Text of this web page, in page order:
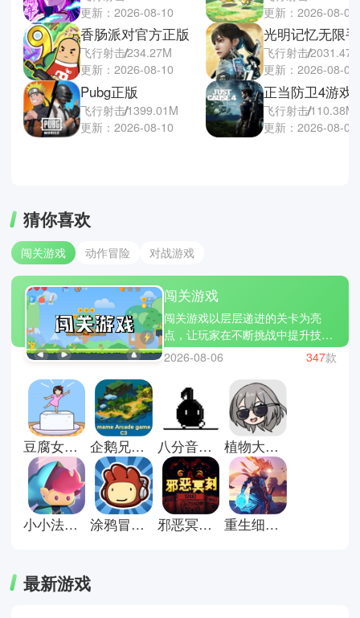
更新：2026-08-10
香肠派对官方正版
飞行射击234.27M
更新：2026-08-10
Pubg正版
飞行射击1399.01M
更新：2026-08-10
更新：2026-08-07
光明记忆无限
飞行射击
更新：2026-08-07
正当防卫4游戏
飞行射击110.38M
更新：2026-08-07
猜你喜欢
闯关游戏 动作冒险 对战游戏
闯关游戏
闯关游戏以层层递进的关卡为亮
点，让玩家在不断挑战中提升技
巧。每一关都有不同的设计与难
度，需要灵活应对。成功通关带来
的成就感，使人愿意不断尝试。操
作简单却富有变化，适合利用碎片
时间体验，是许多人日常放松的选
择。这里有些闯关游戏推荐；植物
大战僵尸2，音跃球球和玩具爆
破。
2026-08-06 347款
豆腐女孩小游戏 企鹅兄弟手机版 八分音符酱正版 植物大战僵尸星铁版
小小法师小游戏 涂鸦冒险家安卓版 邪恶冥刻手机版 重生细胞官方正版
最新游戏